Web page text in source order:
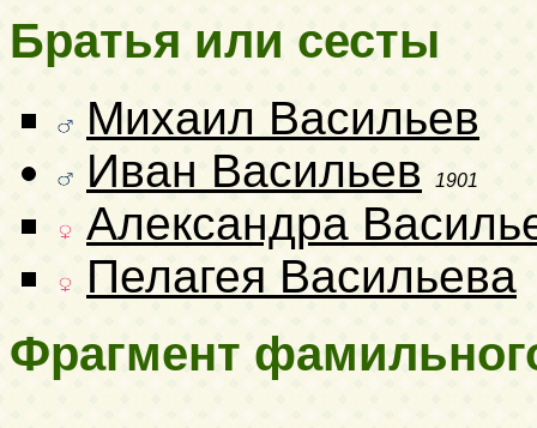
Братья или сесты
Михаил Васильев
Иван Васильев
1901
Александра
Пелагея Васильева
Фрагмент